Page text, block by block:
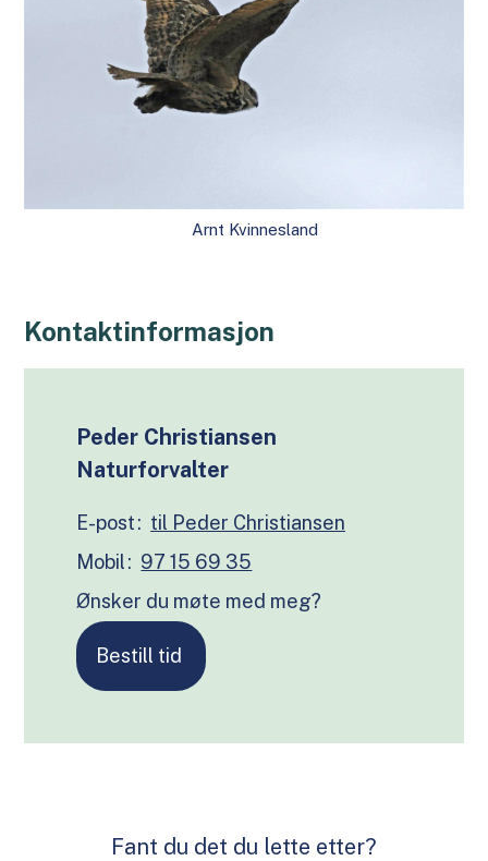
Arnt Kvinnesland
Kontaktinformasjon
Peder Christiansen
Naturforvalter
E-post
Mobil 97 15 69 35
Ønsker du møte med meg?
Bestill tid
Fant du det du lette etter?